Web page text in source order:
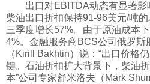
历史
体育
出口对EBITDA动态有显著
柴油出口折扣保持91-96美元/吨
三季度增长57%。由于原油成本
4%。金融服务商BCS公司俄罗斯
（Kirill Bakhtin）说：“出口价格
键。石油折扣扩大背景下，柴油
本”公司专家舒米洛夫（Mark